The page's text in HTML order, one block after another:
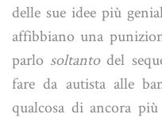
delle sue idee più
affibbiano una
parlo soltantodel
fare da autista alle
qualcosa di ancora